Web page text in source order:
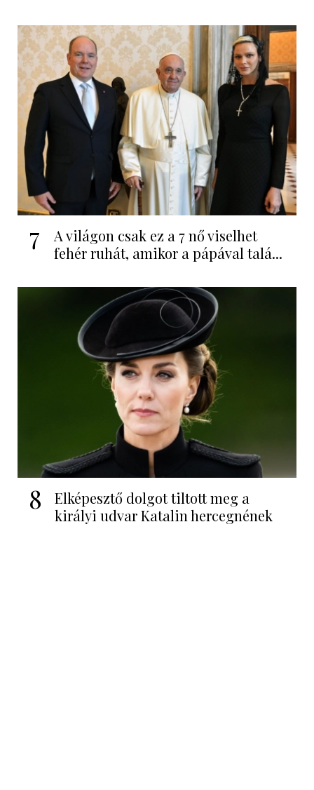
7
A világon csak ez a 7 nő viselhet
fehér ruhát, amikor a pápával talá...
8
Elképesztő dolgot tiltott meg a
királyi udvar Katalin hercegnének